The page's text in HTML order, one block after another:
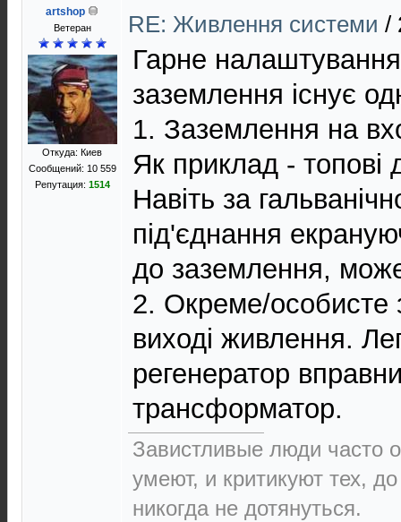
artshop
Ветеран
Откуда: Киев
Сообщений: 10 559
Репутация: 1514
RE: Живлення системи /
Гарне
заземлення існує
1. Заземлення на
Як приклад - топові
Навіть за
під'єднання
до заземлення,
2. Окреме/особисте
виході живлення.
регенератор
трансформатор.
Завистливые люди часто
умеют, и критикуют тех,
никогда не дотянуться.